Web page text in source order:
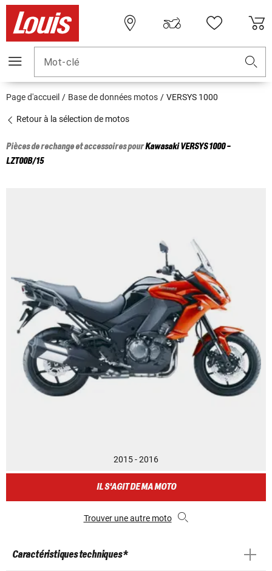
Mot-clé
Page d'accueil Base de données motos VERSYS 1000
Retour à la sélection de motos
Pièces de rechange et accessoires pourKawasakiVERSYS 1000 -
LZT00B/15
2015 - 2016
IL S'AGIT DE MA MOTO
Trouver une autre moto
Caractéristiques techniques *